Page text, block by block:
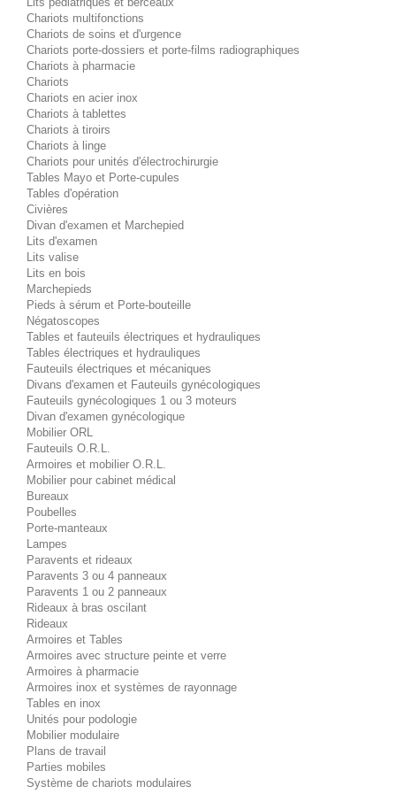
Chariots multifonctions
Chariots de soins et d'urgence
Chariots porte-dossiers et porte-films radiographiques
Chariots à pharmacie
Chariots
Chariots en acier inox
Chariots à tablettes
Chariots à tiroirs
Chariots à linge
Chariots pour unités d'électrochirurgie
Tables Mayo et Porte-cupules
Tables d'opération
Civières
Divan d'examen et Marchepied
Lits d'examen
Lits valise
Lits en bois
Marchepieds
Pieds à sérum et Porte-bouteille
Négatoscopes
Tables et fauteuils électriques et hydrauliques
Tables électriques et hydrauliques
Fauteuils électriques et mécaniques
Divans d'examen et Fauteuils gynécologiques
Fauteuils gynécologiques 1 ou 3 moteurs
Divan d'examen gynécologique
Mobilier ORL
Fauteuils O.R.L.
Armoires et mobilier O.R.L.
Mobilier pour cabinet médical
Bureaux
Poubelles
Porte-manteaux
Lampes
Paravents et rideaux
Paravents 3 ou 4 panneaux
Paravents 1 ou 2 panneaux
Rideaux à bras oscilant
Rideaux
Armoires et Tables
Armoires avec structure peinte et verre
Armoires à pharmacie
Armoires inox et systèmes de rayonnage
Tables en inox
Unités pour podologie
Mobilier modulaire
Plans de travail
Parties mobiles
Système de chariots modulaires